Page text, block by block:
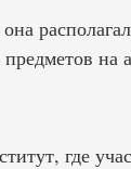
на
где